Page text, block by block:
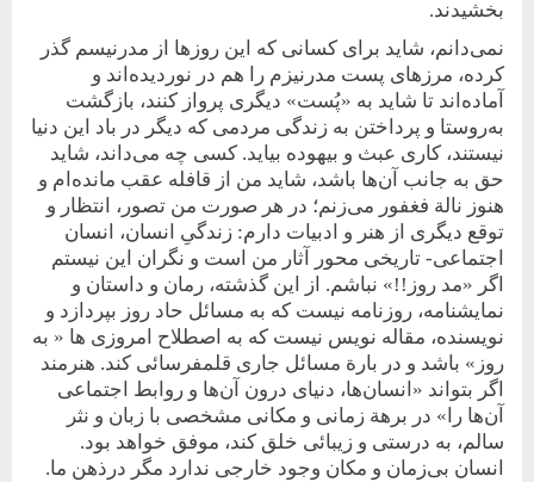
بخشیدند.
نمی‌دانم، شاید برای کسانی که این روزها از مدرنیسم گذر
کرده، مرزهای پست مدرنیزم را هم در نوردیده‌اند و
آماده‌اند تا شاید به «پُست» دیگری پرواز کنند، بازگشت
به‌روستا و پرداختن به زندگی مردمی که دیگر در باد این دنیا
نیستند، کاری عبث و بیهوده بیاید. کسی چه می‌داند، شاید
حق به جانب آن‌ها باشد، شاید من از قافله عقب مانده‌ام و
هنوز نالة فغفور می‌زنم؛ در هر صورت من تصور، انتظار و
توقع دیگری از هنر و ادبیات دارم: زندگیِ انسان، انسان
اجتماعی- تاریخی محور آثار من است و نگران این نیستم
اگر «مد روز!!» نباشم. از این گذشته، رمان و داستان و
نمایشنامه، روزنامه نیست که به مسائل حاد روز بپردازد و
نویسنده، مقاله نویس نیست که به اصطلاح امروزی ها « به
روز» باشد و در بارة مسائل جاری قلمفرسائی کند. هنرمند
اگر بتواند «انسان‌ها، دنیای درون آن‌ها و روابط اجتماعی
آن‌ها را» در برهة زمانی و مکانی مشخصی با زبان و نثر
سالم، به درستی و ‌زیبائی خلق کند، موفق‌ خواهد بود.
انسان بی‌زمان و مکان وجود خارجی ندارد مگر در‌ذهن ما.